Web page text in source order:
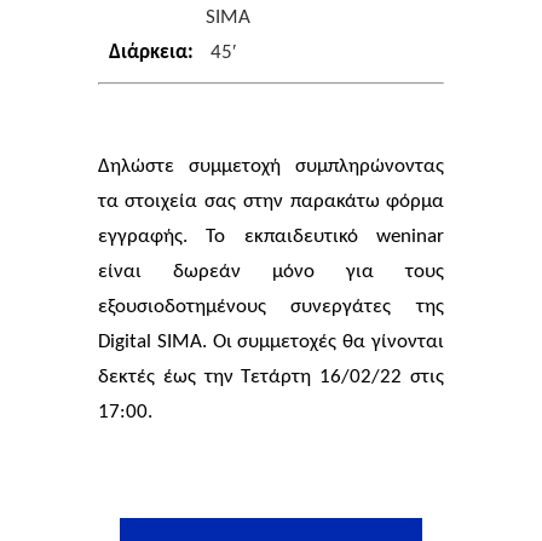
SIMA
Διάρκεια:
45′
Δηλώστε συμμετοχή συμπληρώνοντας
τα στοιχεία σας στην παρακάτω φόρμα
εγγραφής. Το εκπαιδευτικό weninar
είναι δωρεάν μόνο για τους
εξουσιοδοτημένους συνεργάτες της
Digital SIMA. Οι συμμετοχές θα γίνονται
δεκτές έως την Τετάρτη 16/02/22 στις
17:00.